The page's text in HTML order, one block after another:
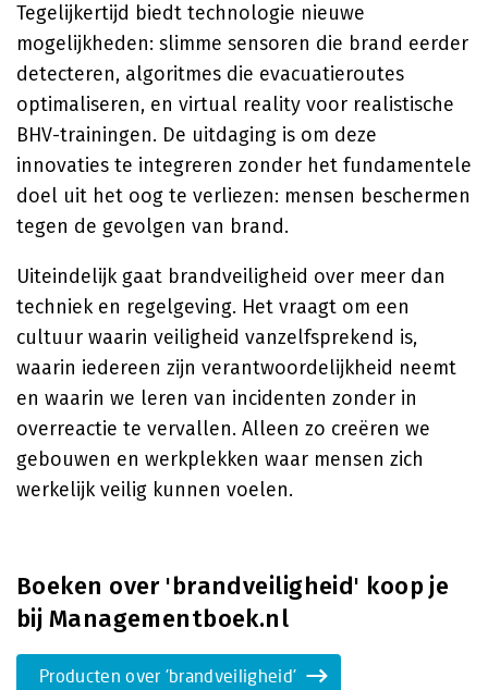
Tegelijkertijd biedt technologie nieuwe
mogelijkheden: slimme sensoren die brand eerder
detecteren, algoritmes die evacuatieroutes
optimaliseren, en virtual reality voor realistische
BHV-trainingen. De uitdaging is om deze
innovaties te integreren zonder het fundamentele
doel uit het oog te verliezen: mensen beschermen
tegen de gevolgen van brand.
Uiteindelijk gaat brandveiligheid over meer dan
techniek en regelgeving. Het vraagt om een
cultuur waarin veiligheid vanzelfsprekend is,
waarin iedereen zijn verantwoordelijkheid neemt
en waarin we leren van incidenten zonder in
overreactie te vervallen. Alleen zo creëren we
gebouwen en werkplekken waar mensen zich
werkelijk veilig kunnen voelen.
Boeken over 'brandveiligheid' koop je
bij Managementboek.nl
Producten over 'brandveiligheid'